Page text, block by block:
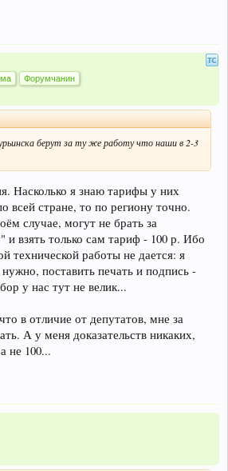
Форумчанин
берут за ту же работу что наши в 2-3
Насколько я знаю тарифы у них
всей стране, то по региону точно.
случае, могут не брать за
и взять только сам тариф - 100 р. Ибо
технической работы не дается: я
поставить печать и подпись -
у нас тут не велик...
в отличие от депутатов, мне за
А у меня доказательств никаких,
не 100...